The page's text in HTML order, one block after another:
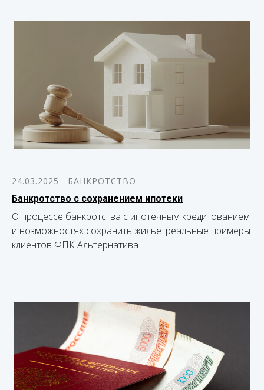
24.03.2025
БАНКРОТСТВО
Банкротство с сохранением ипотеки
О процессе банкротства с ипотечным кредитованием
и возможностях сохранить жилье: реальные примеры
клиентов ФПК Альтернатива